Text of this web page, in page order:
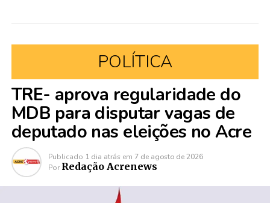
POLÍTICA
TRE- aprova regularidade do
MDB para disputar vagas de
deputado nas eleições no Acre
Publicado 1 dia atrás em 7 de agosto de 2026
Por Redação Acrenews